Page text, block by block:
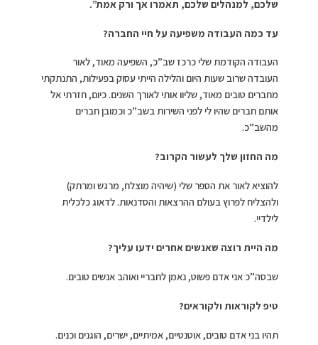
שלכם, למנהלים שלכם, תאמרו אך ורק אמת”.
עד כמה העבודה משפיעה על חיי החברה?
העבודה הקודמת שלי כרכז שב”כ, השפיעה מאוד, לאור
העובדה שרוב שעות היום והלילה הייתי עסוק בפעילות, התנתקתי
מחברים טובים מאוד, שליוו אותי לאורך השנים. כיום, חזרתי אל
אותם חברים שהיו לי לפני השירות בשב”כ וכמובן חברים
מהשב”כ.
מה החזון שלך לעשור הקרוב?
להוציא לאור את הספר שלי (שיהיה מוצלח, מרגש ומרתק)
ולהצליח לפרוץ בעולם ההרצאות והסדנאות. לדאוג כלכלית
לילדיי.
מה היית רוצה שאנשים אחרים ידעו עליך?
שבסה”כ אני אדם פשוט, נאמן לחבריי ואוהב אנשים טובים.
טיפ לקוראות ולקוראים?
תהיו בני אדם טובים, אוטנטיים, אמיתיים, ישרים, הוגנים וכנים.